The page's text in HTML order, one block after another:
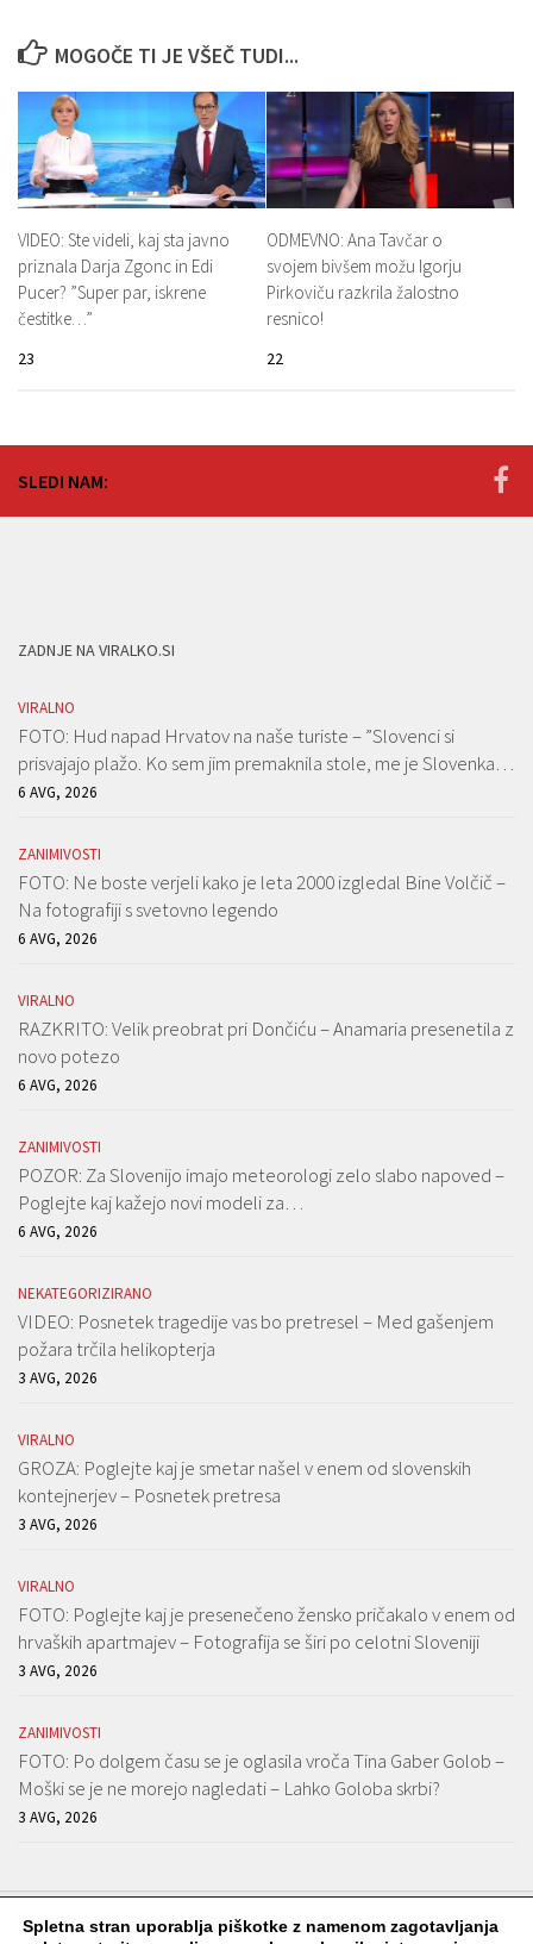
MOGOČE TI JE VŠEČ TUDI...
VIDEO: Ste videli, kaj sta javno
priznala Darja Zgonc in Edi
Pucer? ”Super par, iskrene
čestitke…”
23
ODMEVNO: Ana Tavčar o
svojem bivšem možu Igorju
Pirkoviču razkrila žalostno
resnico!
22
SLEDI NAM:
ZADNJE NA VIRALKO.SI
VIRALNO
FOTO: Hud napad Hrvatov na naše turiste – ”Slovenci si
prisvajajo plažo. Ko sem jim premaknila stole, me je Slovenka…
6 AVG, 2026
ZANIMIVOSTI
FOTO: Ne boste verjeli kako je leta 2000 izgledal Bine Volčič –
Na fotografiji s svetovno legendo
6 AVG, 2026
VIRALNO
RAZKRITO: Velik preobrat pri Dončiću – Anamaria presenetila z
novo potezo
6 AVG, 2026
ZANIMIVOSTI
POZOR: Za Slovenijo imajo meteorologi zelo slabo napoved –
Poglejte kaj kažejo novi modeli za…
6 AVG, 2026
NEKATEGORIZIRANO
VIDEO: Posnetek tragedije vas bo pretresel – Med gašenjem
požara trčila helikopterja
3 AVG, 2026
VIRALNO
GROZA: Poglejte kaj je smetar našel v enem od slovenskih
kontejnerjev – Posnetek pretresa
3 AVG, 2026
VIRALNO
FOTO: Poglejte kaj je presenečeno žensko pričakalo v enem od
hrvaških apartmajev – Fotografija se širi po celotni Sloveniji
3 AVG, 2026
ZANIMIVOSTI
FOTO: Po dolgem času se je oglasila vroča Tina Gaber Golob –
Moški se je ne morejo nagledati – Lahko Goloba skrbi?
3 AVG, 2026
Spletna stran uporablja piškotke z namenom zagotavljanja